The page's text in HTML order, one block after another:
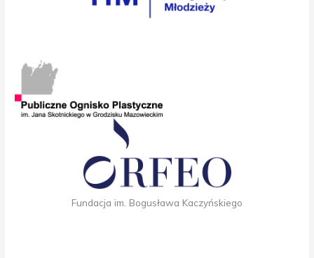
Fundacja im. Bogusława Kaczyńskiego